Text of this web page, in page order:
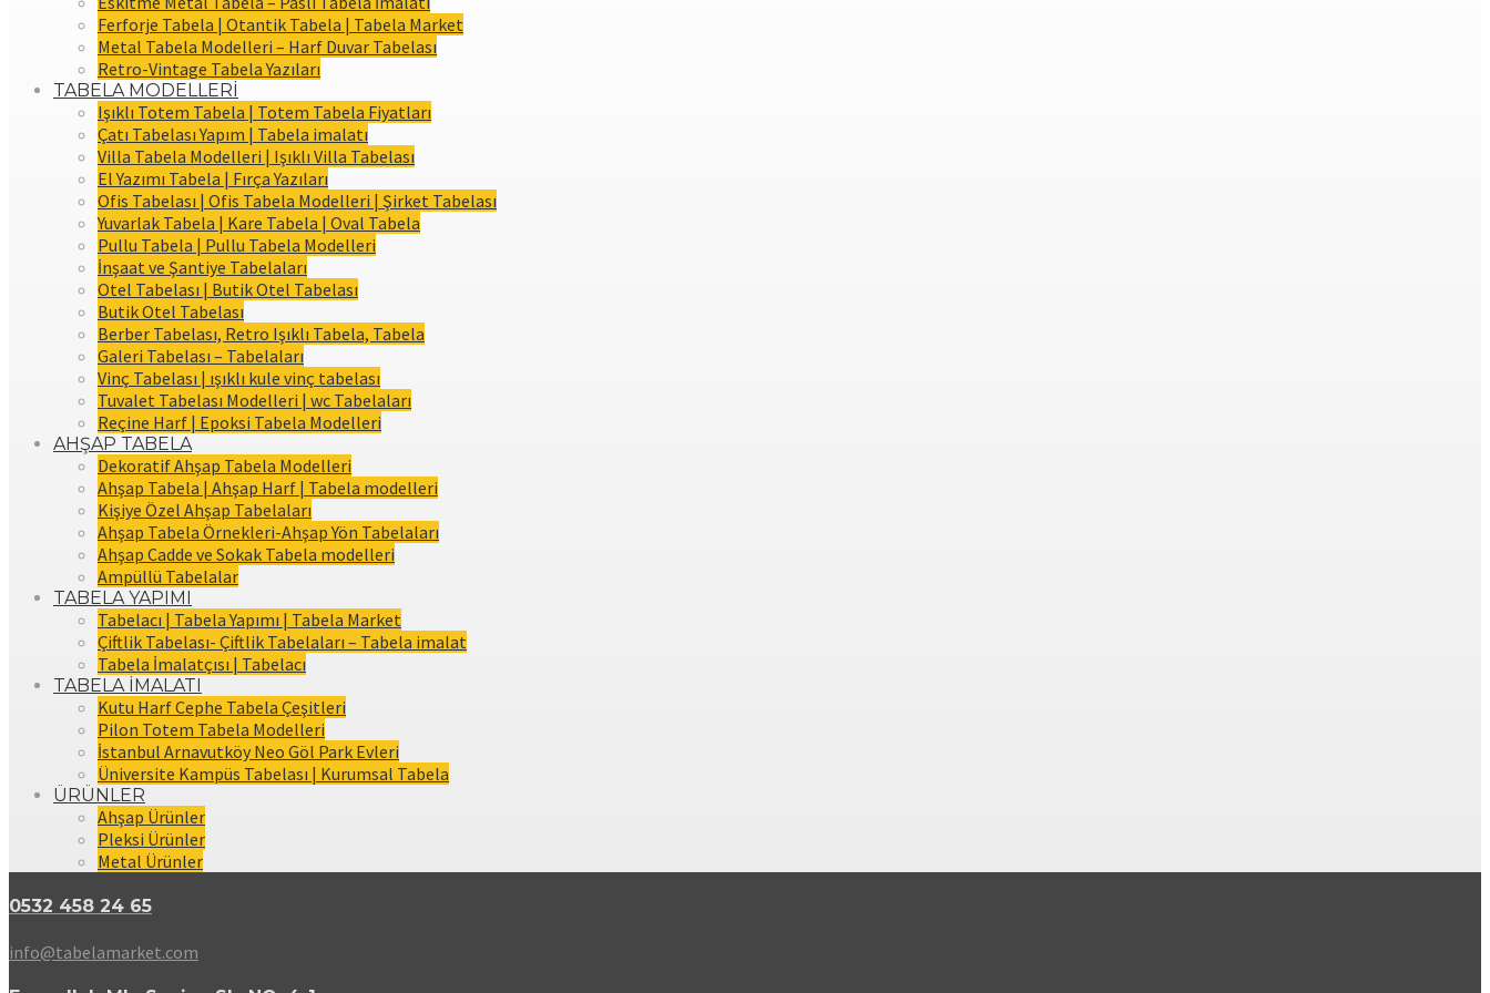
Ferforje Tabela | Otantik Tabela | Tabela Market
Metal Tabela Modelleri – Harf Duvar Tabelası
Retro-Vintage Tabela Yazıları
TABELA MODELLERİ
Işıklı Totem Tabela | Totem Tabela Fiyatları
Çatı Tabelası Yapım | Tabela imalatı
Villa Tabela Modelleri | Işıklı Villa Tabelası
El Yazımı Tabela | Fırça Yazıları
Ofis Tabelası | Ofis Tabela Modelleri | Şirket Tabelası
Yuvarlak Tabela | Kare Tabela | Oval Tabela
Pullu Tabela | Pullu Tabela Modelleri
İnşaat ve Şantiye Tabelaları
Otel Tabelası | Butik Otel Tabelası
Butik Otel Tabelası
Berber Tabelası, Retro Işıklı Tabela, Tabela
Galeri Tabelası – Tabelaları
Vinç Tabelası | ışıklı kule vinç tabelası
Tuvalet Tabelası Modelleri | wc Tabelaları
Reçine Harf | Epoksi Tabela Modelleri
AHŞAP TABELA
Dekoratif Ahşap Tabela Modelleri
Ahşap Tabela | Ahşap Harf | Tabela modelleri
Kişiye Özel Ahşap Tabelaları
Ahşap Tabela Örnekleri-Ahşap Yön Tabelaları
Ahşap Cadde ve Sokak Tabela modelleri
Ampüllü Tabelalar
TABELA YAPIMI
Tabelacı | Tabela Yapımı | Tabela Market
Çiftlik Tabelası- Çiftlik Tabelaları – Tabela imalat
Tabela İmalatçısı | Tabelacı
TABELA İMALATI
Kutu Harf Cephe Tabela Çeşitleri
Pilon Totem Tabela Modelleri
İstanbul Arnavutköy Neo Göl Park Evleri
Üniversite Kampüs Tabelası | Kurumsal Tabela
ÜRÜNLER
Ahşap Ürünler
Pleksi Ürünler
Metal Ürünler
0532 458 24 65
info@tabelamarket.com